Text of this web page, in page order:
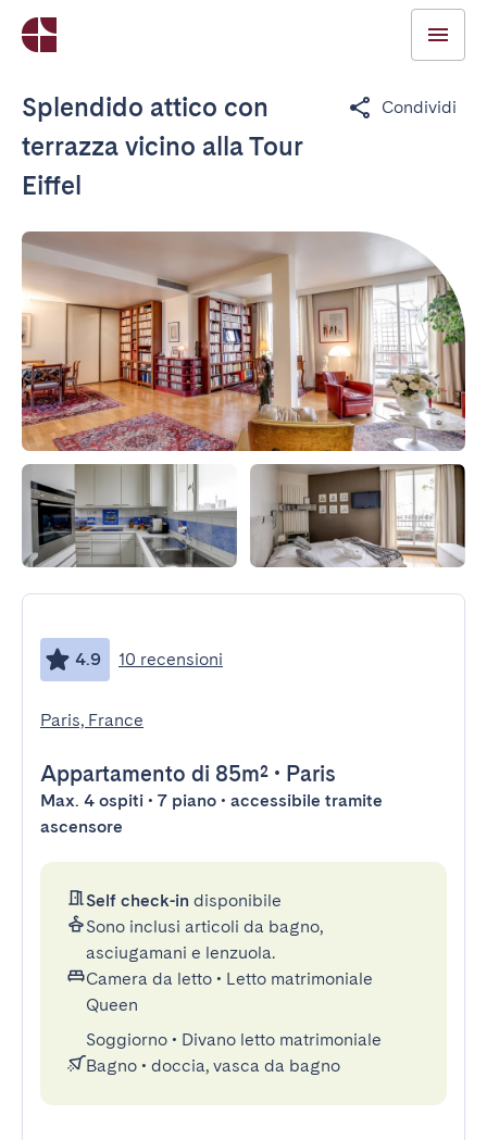
Splendido attico con
terrazza vicino alla Tour
Eiffel
Condividi
4.9 10 recensioni
Paris, France
Appartamento di 85m² • Paris
Max. 4 ospiti • 7 piano • accessibile tramite
ascensore
Self check-in disponibile
Sono inclusi articoli da bagno,
asciugamani e lenzuola.
Camera da letto • Letto matrimoniale
Queen
Soggiorno • Divano letto matrimoniale
Bagno • doccia, vasca da bagno